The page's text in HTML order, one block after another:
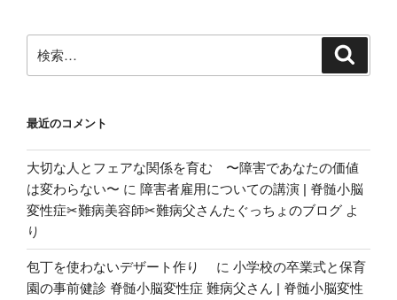
ー
シ
索:
最近のコメント
大切な人とフェアな関係を育む 〜障害であなたの価値
は変わらない〜 に 障害者雇用についての講演 | 脊髄小脳
変性症✂︎難病美容師✂︎難病父さんたぐっちょのブログ よ
り
包丁を使わないデザート作り に 小学校の卒業式と保育
園の事前健診 脊髄小脳変性症 難病父さん | 脊髄小脳変性